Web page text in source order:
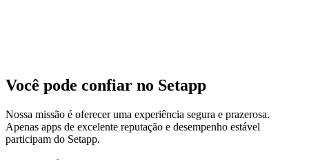
Você pode confiar no Setapp
Nossa missão é oferecer uma experiência segura e prazerosa.
Apenas apps de excelente reputação e desempenho estável
participam do Setapp.